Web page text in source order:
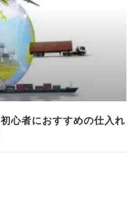
心者におすすめの仕入れ